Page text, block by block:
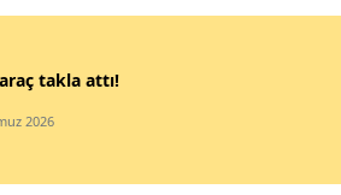
takla attı!
2026